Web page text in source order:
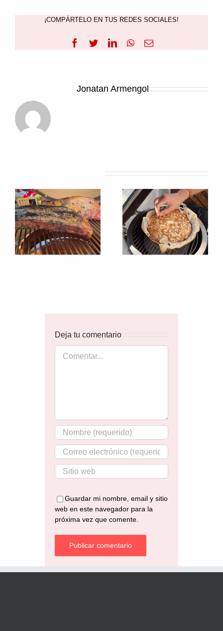
¡COMPÁRTELO EN TUS REDES SOCIALES!
Facebook
TwitterLinkedInWhatsApp
Correo
Jonatan Armengol
Deja tu comentario
Comentar
Guardar mi nombre, email y sitio
web en este navegador para la
próxima vez que comente.